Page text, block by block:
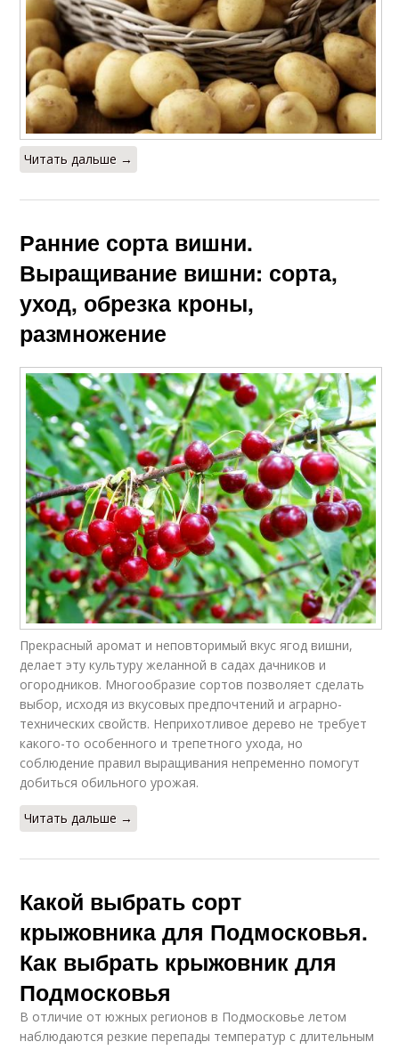
Читать дальше →
Ранние сорта вишни.
Выращивание вишни: сорта,
уход, обрезка кроны,
размножение
Прекрасный аромат и неповторимый вкус ягод вишни,
делает эту культуру желанной в садах дачников и
огородников. Многообразие сортов позволяет сделать
выбор, исходя из вкусовых предпочтений и аграрно-
технических свойств. Неприхотливое дерево не требует
какого-то особенного и трепетного ухода, но
соблюдение правил выращивания непременно помогут
добиться обильного урожая.
Читать дальше →
Какой выбрать сорт
крыжовника для Подмосковья.
Как выбрать крыжовник для
Подмосковья
В отличие от южных регионов в Подмосковье летом
наблюдаются резкие перепады температур с длительным